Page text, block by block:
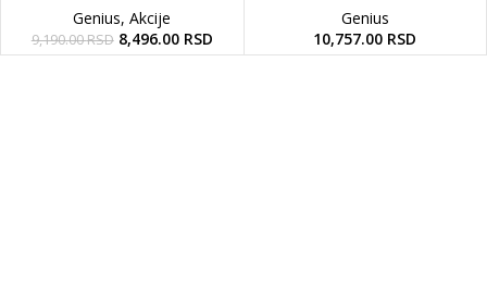
Genius,Akcije
9,190.00RSD 8,496.00 RSD
Genius
10,757.00 RSD